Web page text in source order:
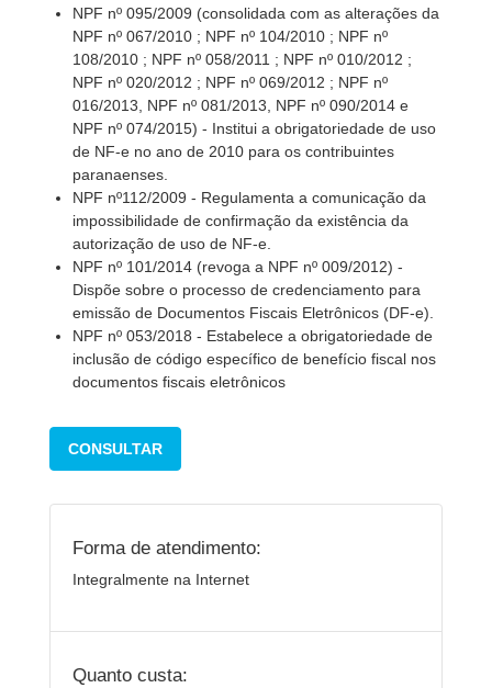
NPF nº 095/2009 (consolidada com as alterações da
NPF nº 067/2010 ; NPF nº 104/2010 ; NPF nº
108/2010 ; NPF nº 058/2011 ; NPF nº 010/2012 ;
NPF nº 020/2012 ; NPF nº 069/2012 ; NPF nº
016/2013, NPF nº 081/2013, NPF nº 090/2014 e
NPF nº 074/2015) - Institui a obrigatoriedade de uso
de NF-e no ano de 2010 para os contribuintes
paranaenses.
NPF nº112/2009 - Regulamenta a comunicação da
impossibilidade de confirmação da existência da
autorização de uso de NF-e.
NPF nº 101/2014 (revoga a NPF nº 009/2012) -
Dispõe sobre o processo de credenciamento para
emissão de Documentos Fiscais Eletrônicos (DF-e).
NPF nº 053/2018 - Estabelece a obrigatoriedade de
inclusão de código específico de benefício fiscal nos
documentos fiscais eletrônicos
CONSULTAR
Forma de atendimento:
Integralmente na Internet
Quanto custa: